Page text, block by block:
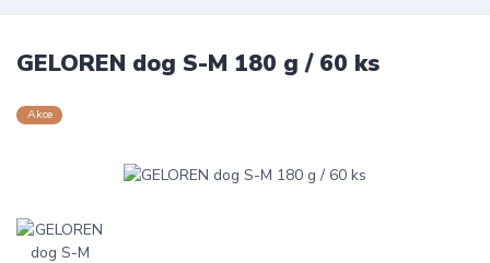
GELOREN dog S-M 180 g / 60 ks
Akce